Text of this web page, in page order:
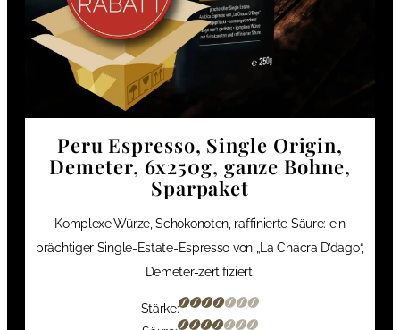
Peru Espresso, Single Origin,
Demeter, 6x250g, ganze Bohne,
Sparpaket
Komplexe Würze, Schokonoten, raffinierte Säure: ein
prächtiger Single-Estate-Espresso von „La Chacra D’dago“,
Demeter-zertifiziert.
Stärke: